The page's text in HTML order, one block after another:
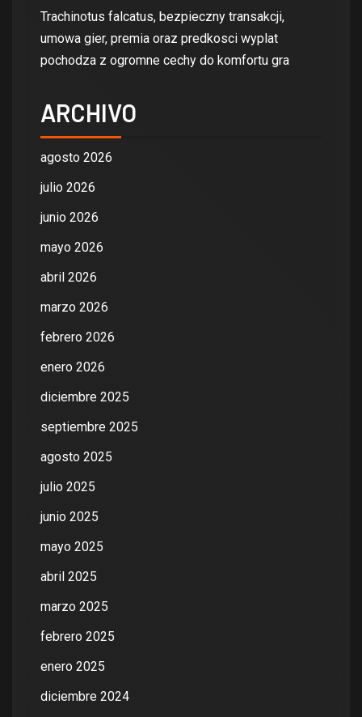
Trachinotus falcatus, bezpieczny transakcji,
umowa gier, premia oraz predkosci wyplat
pochodza z ogromne cechy do komfortu gra
ARCHIVO
agosto 2026
julio 2026
junio 2026
mayo 2026
abril 2026
marzo 2026
febrero 2026
enero 2026
diciembre 2025
septiembre 2025
agosto 2025
julio 2025
junio 2025
mayo 2025
abril 2025
marzo 2025
febrero 2025
enero 2025
diciembre 2024